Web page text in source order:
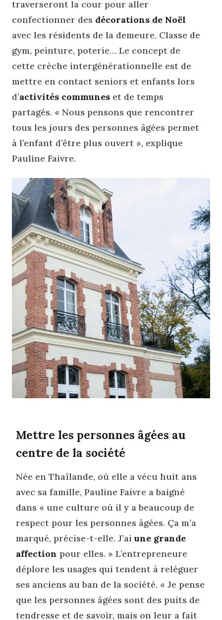
traverseront la cour pour aller
confectionner des décorations de Noël
avec les résidents de la demeure. Classe de
gym, peinture, poterie… Le concept de
cette crèche intergénérationnelle est de
mettre en contact seniors et enfants lors
d’activités communes et de temps
partagés. « Nous pensons que rencontrer
tous les jours des personnes âgées permet
à l’enfant d’être plus ouvert », explique
Pauline Faivre.
Mettre les personnes âgées au
centre de la société
Née en Thaïlande, où elle a vécu huit ans
avec sa famille, Pauline Faivre a baigné
dans « une culture où il y a beaucoup de
respect pour les personnes âgées. Ça m’a
marqué, précise-t-elle. J’aiune grande
affection pour elles. » L’entrepreneure
déplore les usages qui tendent à reléguer
ses anciens au ban de la société. « Je pense
que les personnes âgées sont des puits de
tendresse et de savoir, mais on leur a fait